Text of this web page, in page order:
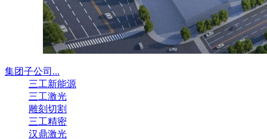
集团子公司...
三工新能源
三工激光
雕刻切割
三工精密
汉鼎激光